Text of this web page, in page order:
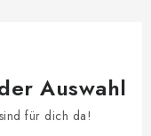
Auswahl
für dich da!